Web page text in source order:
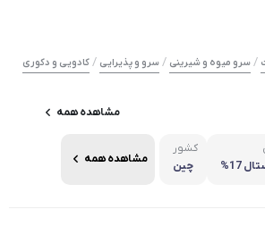
/ سرو میوه و شیرینی / سرو و پذیرایی / کادویی و دکوری
مشاهده همه
17%
کشور
چین
مشاهده همه